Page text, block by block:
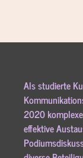
springen
Als studierte
2020
effektive